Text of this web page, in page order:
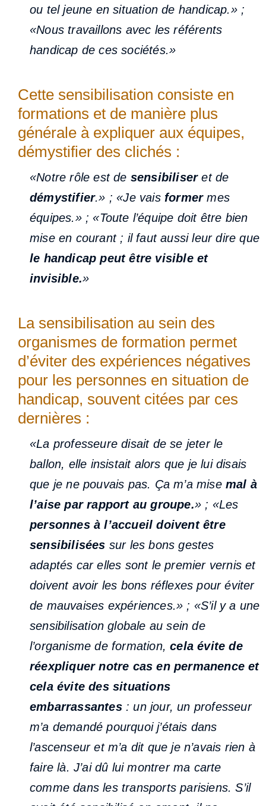
ou tel jeune en situation de handicap.» ;
«Nous travaillons avec les référents
handicap de ces sociétés.»
Cette sensibilisation consiste en
formations et de manière plus
générale à expliquer aux équipes,
démystifier des clichés :
«Notre rôle est de sensibiliseret de
démystifier.» ; «Je vaisformermes
équipes.» ; «Toute l’équipe doit être bien
mise en courant ; il faut aussi leur dire que
le handicap peut être visible et
invisible.»
La sensibilisation au sein des
organismes de formation permet
d’éviter des expériences négatives
pour les personnes en situation de
handicap, souvent citées par ces
dernières :
«La professeure disait de se jeter le
ballon, elle insistait alors que je lui disais
que je ne pouvais pas. Ça m’a misemal à
l’aise par rapport au groupe.» ; «Les
personnes à l’accueil doivent être
sensibilisées sur les bons gestes
adaptés car elles sont le premier vernis et
doivent avoir les bons réflexes pour éviter
de mauvaises expériences.» ; «S’il y a une
sensibilisation globale au sein de
l’organisme de formation,cela évite de
réexpliquer notre cas en permanence et
cela évite des situations
embarrassantes: un jour, un professeur
m’a demandé pourquoi j’étais dans
l’ascenseur et m’a dit que je n’avais rien à
faire là. J’ai dû lui montrer ma carte
comme dans les transports parisiens. S’il